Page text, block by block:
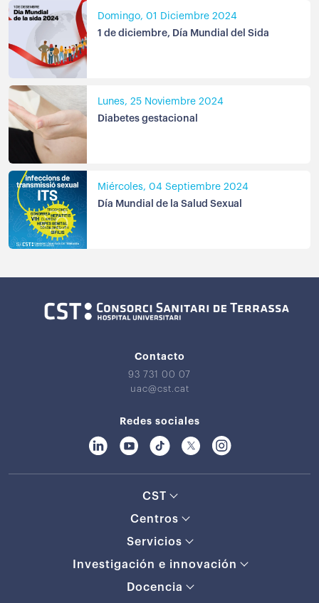
Domingo, 01 Diciembre 2024
1 de diciembre, Día Mundial del Sida
Lunes, 25 Noviembre 2024
Diabetes gestacional
Miércoles, 04 Septiembre 2024
Día Mundial de la Salud Sexual
Contacto
93 731 00 07
uac@cst.cat
Redes sociales
CST
Centros
Servicios
Investigación e innovación
Docencia